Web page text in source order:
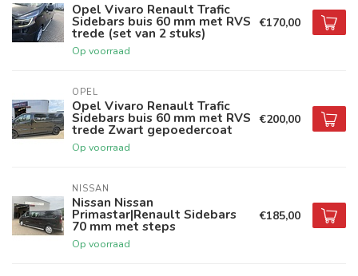
Opel Vivaro Renault Trafic
Sidebars buis 60 mm met RVS
trede (set van 2 stuks)
Op voorraad
€170,00
OPEL
Opel Vivaro Renault Trafic
Sidebars buis 60 mm met RVS
trede Zwart gepoedercoat
Op voorraad
€200,00
NISSAN
Nissan Nissan
Primastar|Renault Sidebars
70 mm met steps
Op voorraad
€185,00